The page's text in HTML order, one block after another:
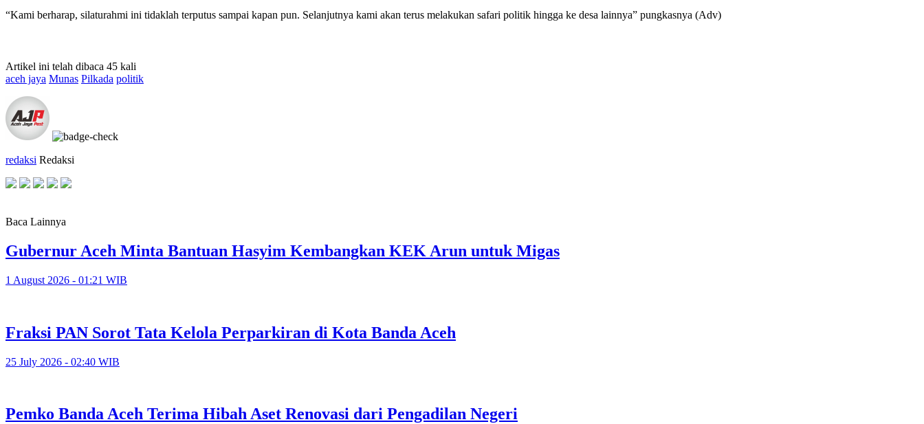
“Kami berharap, silaturahmi ini tidaklah terputus sampai kapan pun. Selanjutnya kami akan terus melakukan safari politik hingga ke desa lainnya” pungkasnya (Adv)
Artikel ini telah dibaca 45 kali
aceh jaya Munas Pilkada politik
redaksi Redaksi
Baca Lainnya
Gubernur Aceh Minta Bantuan Hasyim Kembangkan KEK Arun untuk Migas
1 August 2026 - 01:21 WIB
Fraksi PAN Sorot Tata Kelola Perparkiran di Kota Banda Aceh
25 July 2026 - 02:40 WIB
Pemko Banda Aceh Terima Hibah Aset Renovasi dari Pengadilan Negeri